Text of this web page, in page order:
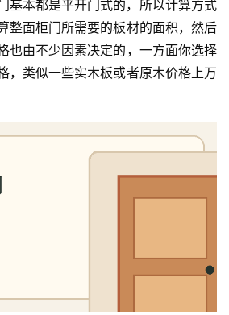
本都是平开门式的，所以计算方式
整面柜门所需要的板材的面积，然后
也由不少因素决定的，一方面你选择
，类似一些实木板或者原木价格上万